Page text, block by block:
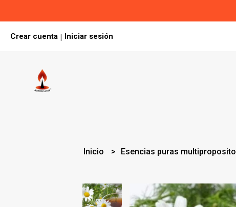
Crear cuenta | Iniciar sesión
Inicio Esencias puras multiproposito